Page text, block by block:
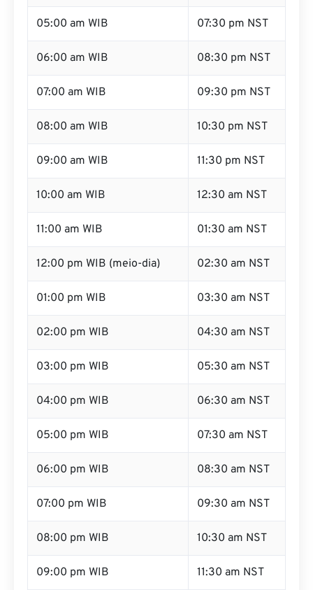
05:00 am WIB 07:30 pm NST
06:00 am WIB 08:30 pm NST
07:00 am WIB 09:30 pm NST
08:00 am WIB 10:30 pm NST
09:00 am WIB 11:30 pm NST
10:00 am WIB 12:30 am NST
11:00 am WIB 01:30 am NST
12:00 pm WIB (meio-dia) 02:30 am NST
01:00 pm WIB 03:30 am NST
02:00 pm WIB 04:30 am NST
03:00 pm WIB 05:30 am NST
04:00 pm WIB 06:30 am NST
05:00 pm WIB 07:30 am NST
06:00 pm WIB 08:30 am NST
07:00 pm WIB 09:30 am NST
08:00 pm WIB 10:30 am NST
09:00 pm WIB 11:30 am NST